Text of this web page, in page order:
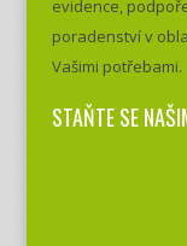
evidence,
poradenství v
Vašimi potřebami.
STAŇTE SE